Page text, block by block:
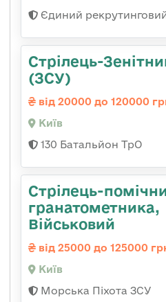
Єдиний
Стрілець-
(ЗСУ)
від 20000 до 120000
Київ
130 Батальйон ТрО
Стрілець-
гранатометника,
Військовий
від 25000 до 125000
Київ
Морська Піхота ЗСУ